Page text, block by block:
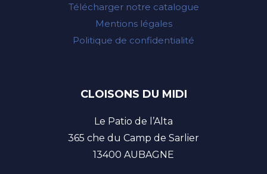
Télécharger notre catalogue
Mentions légales
Politique de confidentialité
CLOISONS DU MIDI
Le Patio de l’Alta
365 che du Camp de Sarlier
13400 AUBAGNE